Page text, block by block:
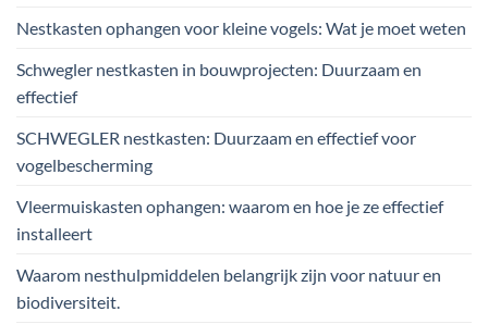
Nestkasten ophangen voor kleine vogels: Wat je moet weten
Schwegler nestkasten in bouwprojecten: Duurzaam en
effectief
SCHWEGLER nestkasten: Duurzaam en effectief voor
vogelbescherming
Vleermuiskasten ophangen: waarom en hoe je ze effectief
installeert
Waarom nesthulpmiddelen belangrijk zijn voor natuur en
biodiversiteit.